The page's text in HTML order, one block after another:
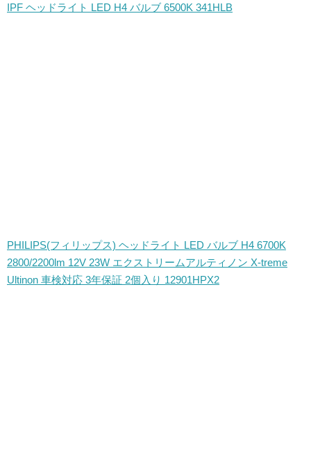
IPF ヘッドライト LED H4 バルブ 6500K 341HLB
PHILIPS(フィリップス) ヘッドライト LED バルブ H4 6700K
2800/2200lm 12V 23W エクストリームアルティノン X-treme
Ultinon 車検対応 3年保証 2個入り 12901HPX2